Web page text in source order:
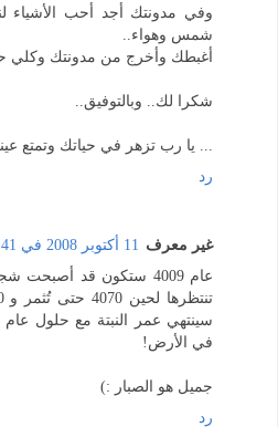
وفي مدونتك أجد أحب الأشياء
شمس وهواء..
أغبطك وأخرج من مدونتك وكلي
شكرا لك.. وبالتوفيق..
... يا رب تزهر في حياتك وتمتع
رد
غير معرف 11 أكتوبر 2008 في 9:41 م
عام 4009 ستكون قد
في الأرض!
جميل هو الصبار :)
رد